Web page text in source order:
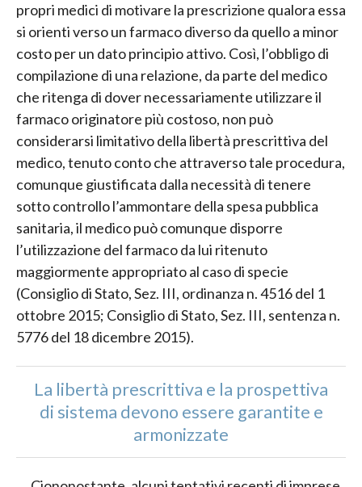
propri medici di motivare la prescrizione qualora essa
si orienti verso un farmaco diverso da quello a minor
costo per un dato principio attivo. Così, l’obbligo di
compilazione di una relazione, da parte del medico
che ritenga di dover necessariamente utilizzare il
farmaco originatore più costoso, non può
considerarsi limitativo della libertà prescrittiva del
medico, tenuto conto che attraverso tale procedura,
comunque giustificata dalla necessità di tenere
sotto controllo l’ammontare della spesa pubblica
sanitaria, il medico può comunque disporre
l’utilizzazione del farmaco da lui ritenuto
maggiormente appropriato al caso di specie
(Consiglio di Stato, Sez. III, ordinanza n. 4516 del 1
ottobre 2015; Consiglio di Stato, Sez. III, sentenza n.
5776 del 18 dicembre 2015).
La libertà prescrittiva e la prospettiva
di sistema devono essere garantite e
armonizzate